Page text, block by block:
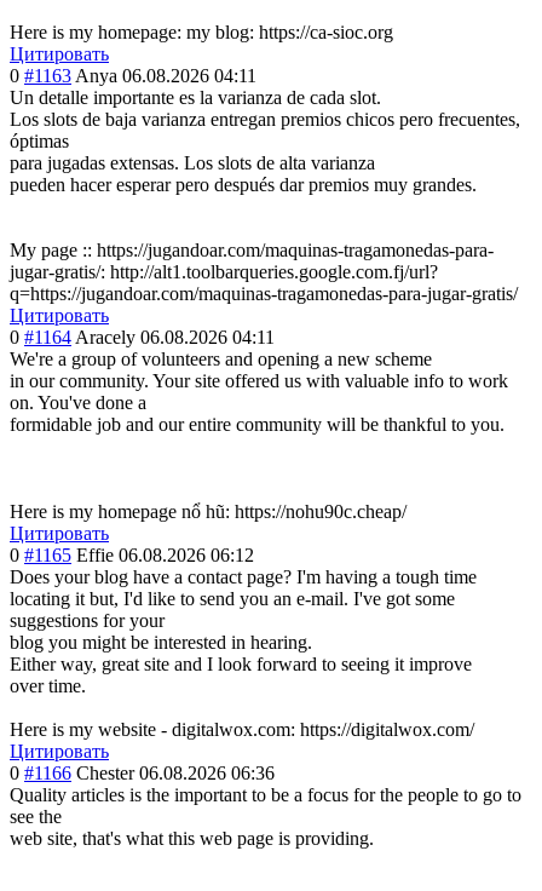
Here is my homepage: my blog: https://ca-sioc.org
Цитировать
0 #1163 Anya 06.08.2026 04:11
Un detalle importante es la varianza de cada slot.
Los slots de baja varianza entregan premios chicos pero frecuentes,
óptimas
para jugadas extensas. Los slots de alta varianza
pueden hacer esperar pero después dar premios muy grandes.
My page :: https://jugandoar.com/maquinas-tragamonedas-para-
jugar-gratis/: http://alt1.toolbarqueries.google.com.fj/url?
q=https://jugandoar.com/maquinas-tragamonedas-para-jugar-gratis/
Цитировать
0 #1164 Aracely 06.08.2026 04:11
We're a group of volunteers and opening a new scheme
in our community. Your site offered us with valuable info to work
on. You've done a
formidable job and our entire community will be thankful to you.
Here is my homepage nổ hũ: https://nohu90c.cheap/
Цитировать
0 #1165 Effie 06.08.2026 06:12
Does your blog have a contact page? I'm having a tough time
locating it but, I'd like to send you an e-mail. I've got some
suggestions for your
blog you might be interested in hearing.
Either way, great site and I look forward to seeing it improve
over time.
Here is my website - digitalwox.com: https://digitalwox.com/
Цитировать
0 #1166 Chester 06.08.2026 06:36
Quality articles is the important to be a focus for the people to go to
see the
web site, that's what this web page is providing.